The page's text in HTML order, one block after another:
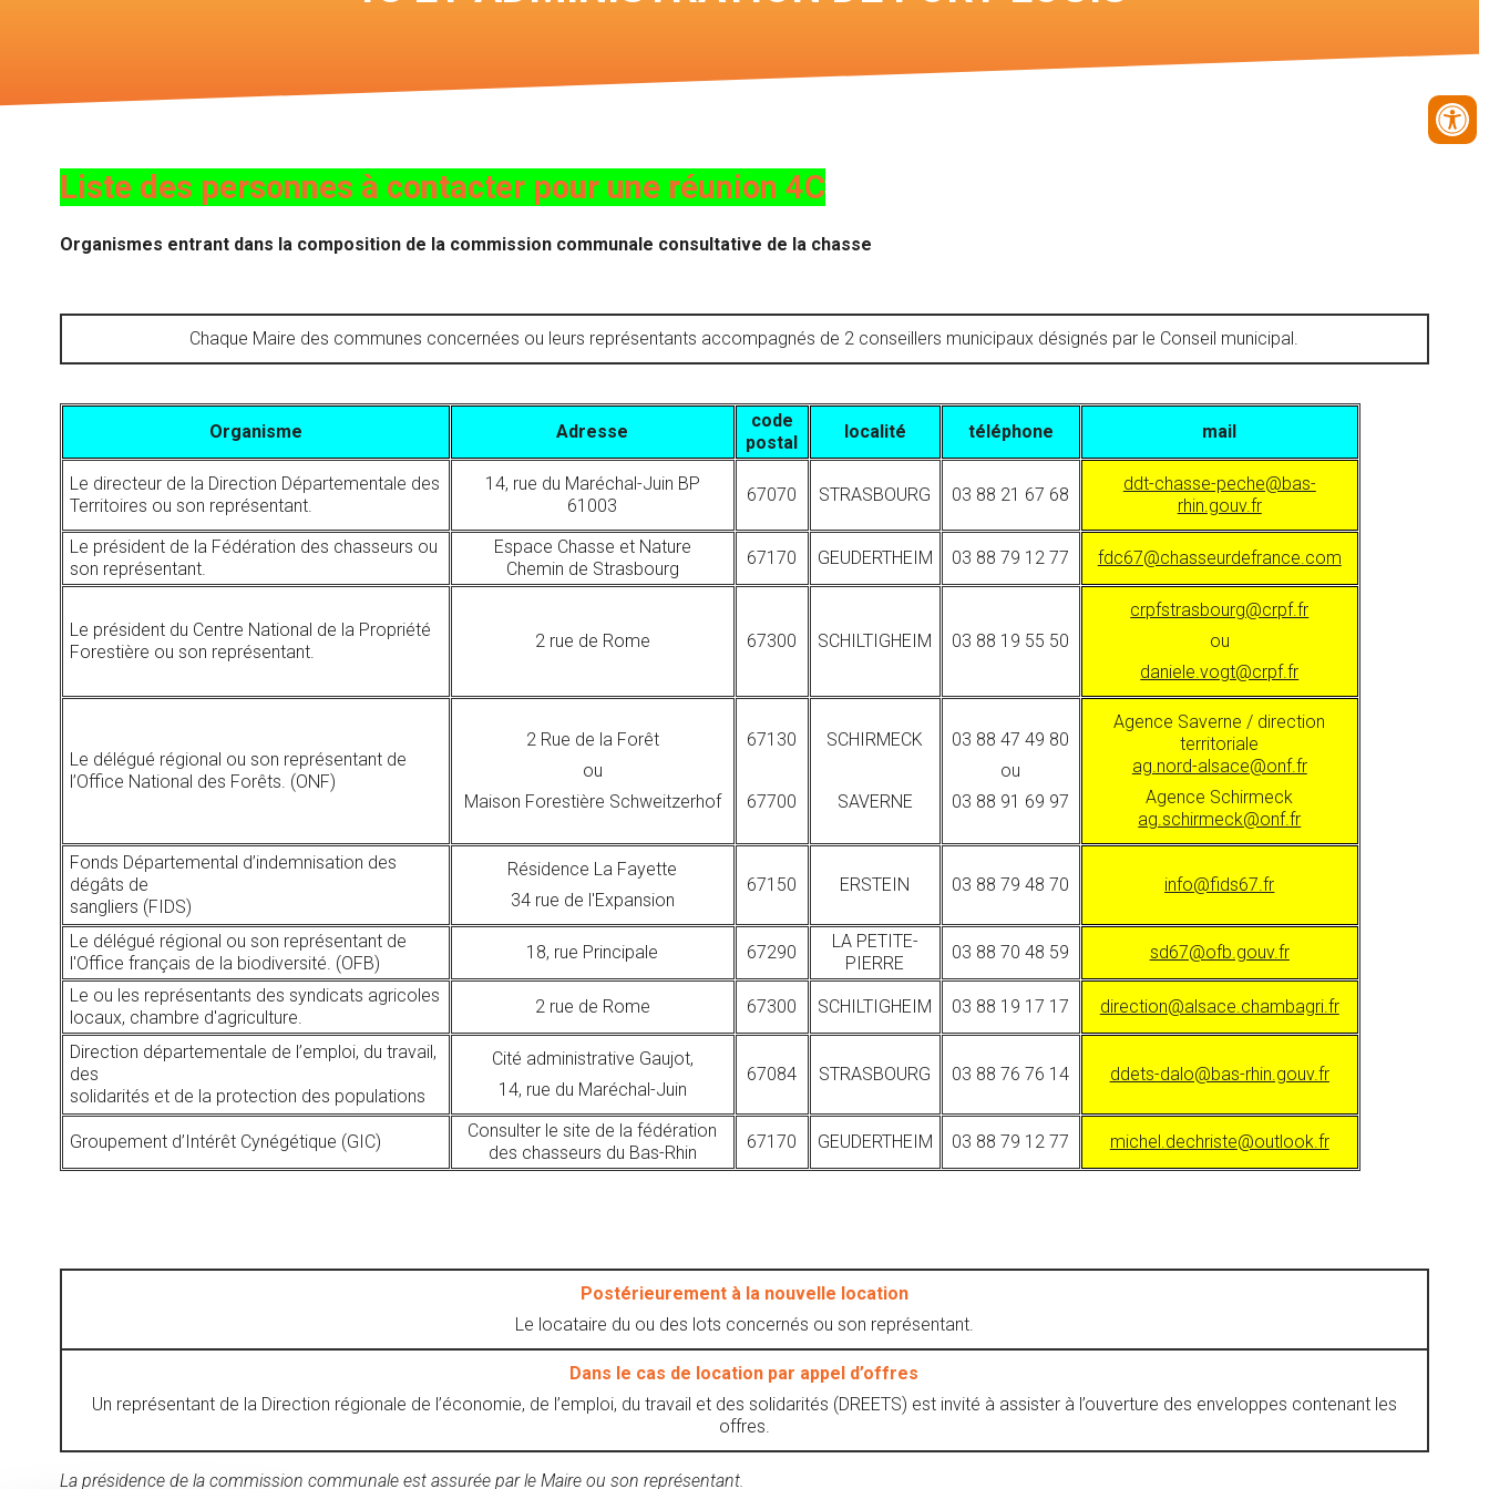
Liste des personnes à contacter pour une réunion 4C
Organismes entrant dans la composition de la commission communale consultative de la chasse
Chaque Maire des communes concernées ou leurs représentants accompagnés de 2 conseillers municipaux désignés par le Conseil municipal.
Organisme Adresse
code
postal
localité téléphone mail
Le directeur de la Direction Départementale des
Territoires ou son représentant.
14, rue du Maréchal-Juin BP
61003
67070 STRASBOURG 03 88 21 67 68
ddt-chasse-peche@bas-
rhin.gouv.fr
Le président de la Fédération des chasseurs ou
son représentant.
Espace Chasse et Nature
Chemin de Strasbourg
67170 GEUDERTHEIM 03 88 79 12 77 fdc67@chasseurdefrance.com
Le président du Centre National de la Propriété
Forestière ou son représentant.
2 rue de Rome 67300 SCHILTIGHEIM 03 88 19 55 50
crpfstrasbourg@crpf.fr
ou
daniele.vogt@crpf.fr
Le délégué régional ou son représentant de
l’Office National des Forêts. (ONF)
2 Rue de la Forêt
ou
Maison Forestière Schweitzerhof
67130
67700
SCHIRMECK
SAVERNE
03 88 47 49 80
ou
03 88 91 69 97
Agence Saverne / direction
territoriale
ag.nord-alsace@onf.fr
Agence Schirmeck
ag.schirmeck@onf.fr
Fonds Départemental d’indemnisation des
dégâts de
sangliers (FIDS)
Résidence La Fayette
34 rue de l'Expansion
67150 ERSTEIN 03 88 79 48 70 info@fids67.fr
Le délégué régional ou son représentant de
l'Office français de la biodiversité. (OFB)
18, rue Principale 67290
LA PETITE-
PIERRE
03 88 70 48 59 sd67@ofb.gouv.fr
Le ou les représentants des syndicats agricoles
locaux, chambre d'agriculture.
2 rue de Rome 67300 SCHILTIGHEIM 03 88 19 17 17 direction@alsace.chambagri.fr
Direction départementale de l’emploi, du travail,
des
solidarités et de la protection des populations
Cité administrative Gaujot,
14, rue du Maréchal-Juin
67084 STRASBOURG 03 88 76 76 14 ddets-dalo@bas-rhin.gouv.fr
Groupement d’Intérêt Cynégétique (GIC)
Consulter le site de la fédération
des chasseurs du Bas-Rhin
67170 GEUDERTHEIM 03 88 79 12 77 michel.dechriste@outlook.fr
Postérieurement à la nouvelle location
Le locataire du ou des lots concernés ou son représentant.
Dans le cas de location par appel d’offres
Un représentant de la Direction régionale de l’économie, de l’emploi, du travail et des solidarités (DREETS) est invité à assister à l’ouverture des enveloppes contenant les
offres.
La présidence de la commission communale est assurée par le Maire ou son représentant.